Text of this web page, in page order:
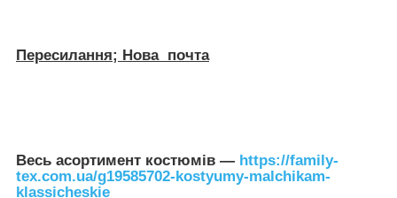
Пересилання; Нова почта
Весь асортимент костюмів — https://family-
tex.com.ua/g19585702-kostyumy-malchikam-
klassicheskie